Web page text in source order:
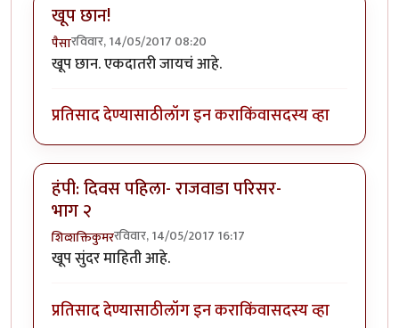
खूप छान!
पैसारविवार, 14/05/2017 08:20
खूप छान. एकदातरी जायचं आहे.
प्रतिसाद देण्यासाठीलॉग इन कराकिंवासदस्य व्हा
हंपी: दिवस पहिला- राजवाडा परिसर-
भाग २
शिव्शक्तिकुमररविवार, 14/05/2017 16:17
खूप सुंदर माहिती आहे.
प्रतिसाद देण्यासाठीलॉग इन कराकिंवासदस्य व्हा